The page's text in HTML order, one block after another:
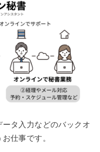
タ入力などのバックオ
仕事です。